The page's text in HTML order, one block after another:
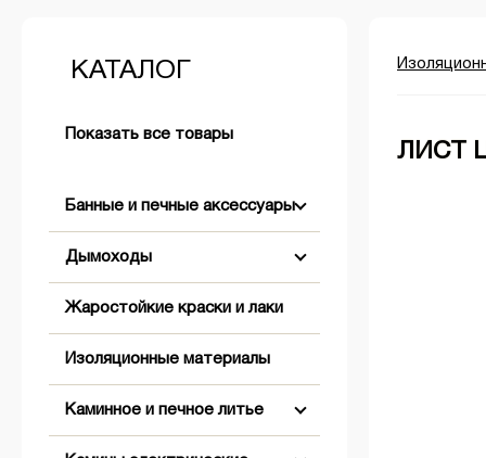
КАТАЛОГ
Показать все товары
Банные и печные аксессуары
Аксессуары для розжига
Бондарные изделия
Абажуры
Двери банные
Дымоходы
Двустенные (Сэндвич)
Коническое окончание
Оголовки
Комплектующие для дымохода
Заглушки
Жаростойкие краски и лаки
Изоляционные материалы
Каминное и печное литье
ЛИСТ